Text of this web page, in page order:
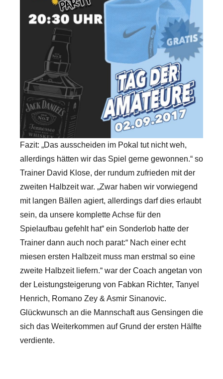
Fazit: „Das ausscheiden im Pokal tut nicht weh,
allerdings hätten wir das Spiel gerne gewonnen.“ so
Trainer David Klose, der rundum zufrieden mit der
zweiten Halbzeit war. „Zwar haben wir vorwiegend
mit langen Bällen agiert, allerdings darf dies erlaubt
sein, da unsere komplette Achse für den
Spielaufbau gefehlt hat“ ein Sonderlob hatte der
Trainer dann auch noch parat:“ Nach einer echt
miesen ersten Halbzeit muss man erstmal so eine
zweite Halbzeit liefern.“ war der Coach angetan von
der Leistungsteigerung von Fabkan Richter, Tanyel
Henrich, Romano Zey & Asmir Sinanovic.
Glückwunsch an die Mannschaft aus Gensingen die
sich das Weiterkommen auf Grund der ersten Hälfte
verdiente.